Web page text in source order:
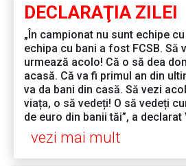
DECLARAŢIA ZILEI
„În campionat nu sunt echipe
echipa cu bani a fost FCSB. Să
urmează acolo! Că o să dea
acasă. Că va fi primul an din
va da bani din casă. Să vezi
viața, o să vedeți! O să vedeți
de euro din banii tăi”, a
vezi mai mult